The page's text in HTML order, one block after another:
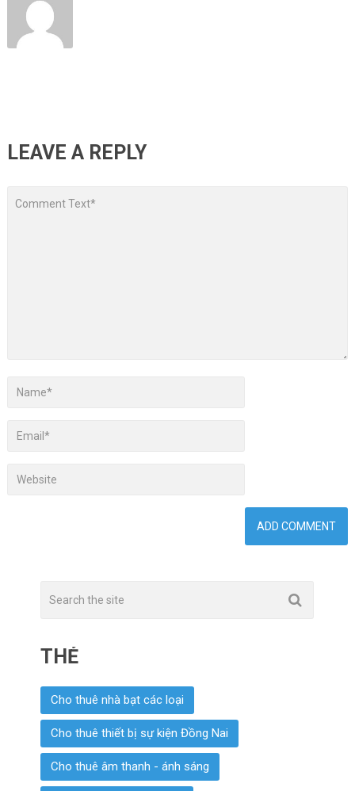
LEAVE A REPLY
THẺ
Cho thuê nhà bạt các loại
Cho thuê thiết bị sự kiện Đồng Nai
Cho thuê âm thanh - ánh sáng